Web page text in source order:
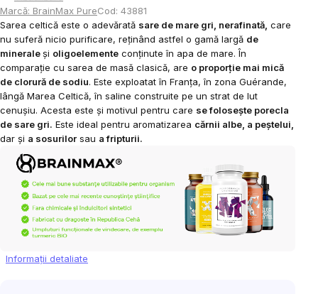
Marcă: BrainMax PureCod: 43881
Sarea celtică este o adevărată sare de mare gri, nerafinată, care
nu suferă nicio purificare, reținând astfel o gamă largă de
mineraleși oligoelemente conținute în apa de mare. În
comparație cu sarea de masă clasică, are o proporție mai mică
de clorură de sodiu. Este exploatat în Franța, în zona Guérande,
lângă Marea Celtică, în saline construite pe un strat de lut
cenușiu. Acesta este și motivul pentru care se folosește porecla
de sare gri. Este ideal pentru aromatizarea cărnii albe, a peștelui,
dar și a sosurilor sau a fripturii.
Informaţii detaliate